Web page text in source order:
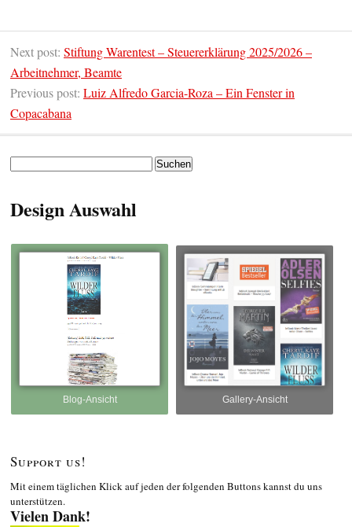
Next post: Stiftung Warentest – Steuererklärung 2025/2026 –
Arbeitnehmer, Beamte
Previous post: Luiz Alfredo Garcia-Roza – Ein Fenster in
Copacabana
Design Auswahl
Blog-Ansicht Gallery-Ansicht
Support us!
Mit einem täglichen Klick auf jeden der folgenden Buttons kannst du uns
unterstützen.
Vielen Dank!